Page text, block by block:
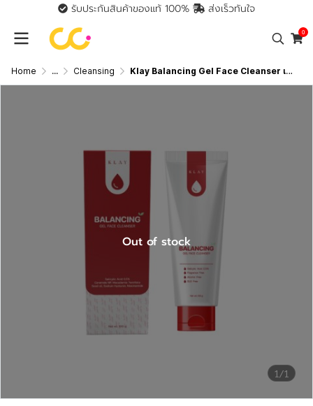
รับประกันสินค้าของแท้ 100% ส่งเร็วทันใจ
0
Home ... Cleansing Klay Balancing Gel Face Cleanser เจลใสล้างหน้า สูตรอ่อนโยนพิเศษ ช่วยทำความสะอาดผิวหน้าได้
1/1
Out of stock